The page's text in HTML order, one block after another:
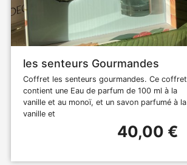
les senteurs Gourmandes
Coffret les senteurs gourmandes. Ce coffret
contient une Eau de parfum de 100 ml à la
vanille et au monoï, et un savon parfumé à la
vanille et
40,00 €